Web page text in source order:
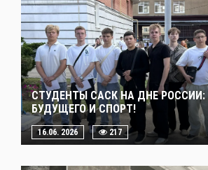
СТУДЕНТЫ САСК НА ДНЕ РОССИИ:
БУДУЩЕГО И СПОРТ!
16.06. 2026 217